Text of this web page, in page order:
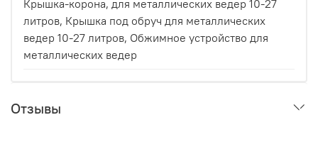
Крышка-корона, для металлических ведер 10-27
литров, Крышка под обруч для металлических
ведер 10-27 литров, Обжимное устройство для
металлических ведер
Отзывы